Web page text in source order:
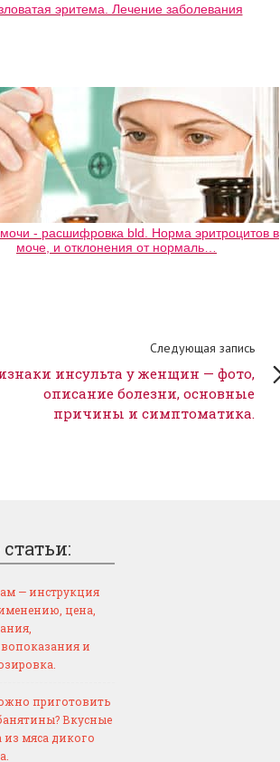
эритема. Лечение заболевания
- расшифровка bld. Норма эритроцитов в
моче, и отклонения от нормаль…
Следующая запись
инсульта у женщин — фото,
описание болезни, основные
причины и симптоматика.
— инструкция
цена,
и
приготовить
Вкусные
из мяса дикого